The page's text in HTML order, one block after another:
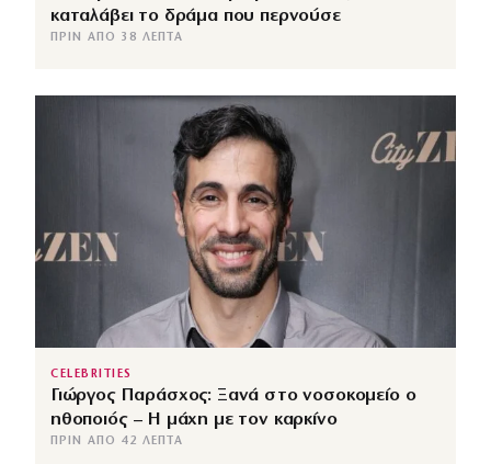
καταλάβει το δράμα που περνούσε
ΠΡΙΝ ΑΠΌ 38 ΛΕΠΤΆ
CELEBRITIES
Γιώργος Παράσχος: Ξανά στο νοσοκομείο ο
ηθοποιός – Η μάχη με τον καρκίνο
ΠΡΙΝ ΑΠΌ 42 ΛΕΠΤΆ